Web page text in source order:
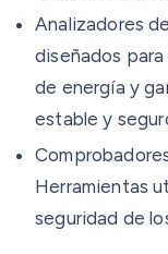
Analizadores
diseñados
de energía y
estable y
Herramientas
seguridad de